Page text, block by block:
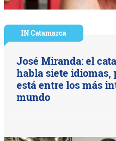
IN Catamarca
José Miranda: el
habla siete idiomas,
está entre los más
mundo